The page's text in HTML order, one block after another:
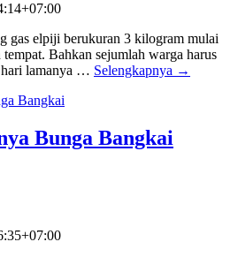
elpiji berukuran 3 kilogram mulai
Bahkan sejumlah warga harus
hari lamanya … Selengkapnya →
Bunga Bangkai